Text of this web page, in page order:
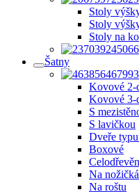
Stoly
Stoly
Stoly na
Šatny
Kovové 2-
Kovové 3-
S
S lavičkou
Dveře
Boxové
Na
Na roštu